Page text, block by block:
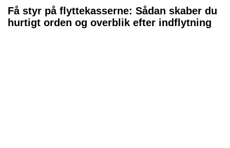
Få styr på flyttekasserne: Sådan skaber du
hurtigt orden og overblik efter indflytning